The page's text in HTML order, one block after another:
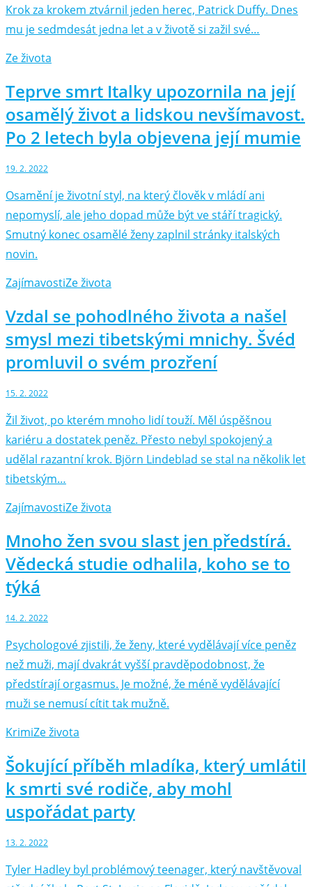
Krok za krokem ztvárnil jeden herec, Patrick Duffy. Dnes
mu je sedmdesát jedna let a v životě si zažil své…
Ze života
Teprve smrt Italky upozornila na její
osamělý život a lidskou nevšímavost.
Po 2 letech byla objevena její mumie
19. 2. 2022
Osamění je životní styl, na který člověk v mládí ani
nepomyslí, ale jeho dopad může být ve stáří tragický.
Smutný konec osamělé ženy zaplnil stránky italských
novin.
ZajímavostiZe života
Vzdal se pohodlného života a našel
smysl mezi tibetskými mnichy. Švéd
promluvil o svém prozření
15. 2. 2022
Žil život, po kterém mnoho lidí touží. Měl úspěšnou
kariéru a dostatek peněz. Přesto nebyl spokojený a
udělal razantní krok. Björn Lindeblad se stal na několik let
tibetským…
ZajímavostiZe života
Mnoho žen svou slast jen předstírá.
Vědecká studie odhalila, koho se to
týká
14. 2. 2022
Psychologové zjistili, že ženy, které vydělávají více peněz
než muži, mají dvakrát vyšší pravděpodobnost, že
předstírají orgasmus. Je možné, že méně vydělávající
muži se nemusí cítit tak mužně.
KrimiZe života
Šokující příběh mladíka, který umlátil
k smrti své rodiče, aby mohl
uspořádat party
13. 2. 2022
Tyler Hadley byl problémový teenager, který navštěvoval